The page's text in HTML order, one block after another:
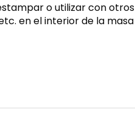
o utilizar con otros
en el interior de la masa